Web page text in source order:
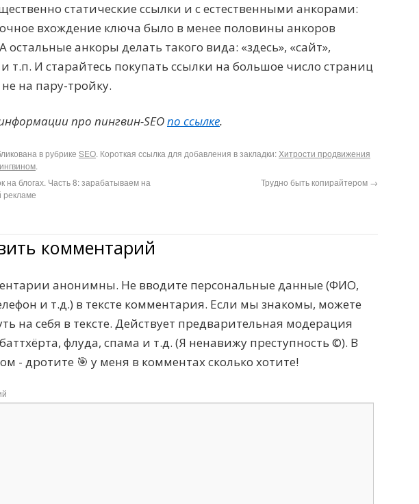
статические ссылки и с естественными анкорами:
вхождение ключа было в менее половины анкоров
остальные анкоры делать такого вида: «здесь», «сайт»,
т.п. И старайтесь покупать ссылки на большое число страниц
на пару-тройку.
про пингвин-SEOпо ссылке.
в рубрике SEO. Короткая ссылка для добавления в закладки: Хитрости продвижения
.
на блогах. Часть 8: зарабатываем на
рекламе
Трудно быть копирайтером →
комментарий
анонимны. Не вводите персональные данные (ФИО,
и т.д.) в тексте комментария. Если мы знакомы, можете
на себя в тексте. Действует предварительная модерация
флуда, спама и т.д. (Я ненавижу преступность ©). В
- дротите 🎯 у меня в комментах сколько хотите!